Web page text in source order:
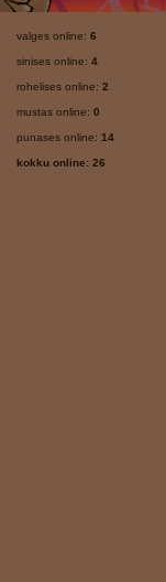
valges online: 6
sinises online: 4
rohelises online: 2
mustas online: 0
punases online: 14
kokku online: 26